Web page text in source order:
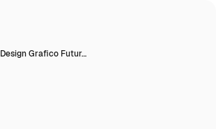
Design Grafico Futur…